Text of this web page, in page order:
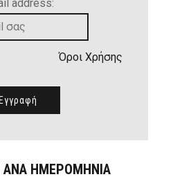
address:
Όροι Χρήσης
ΑΝΑ ΗΜΕΡΟΜΗΝΙΑ